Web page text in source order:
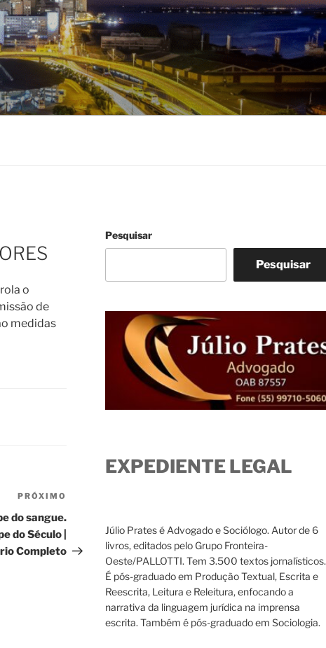
o
de
medidas
PRÓXIMO
do sangue.
do Século |
Completo
Pesquisar
Pesquisar
EXPEDIENTE LEGAL
Júlio Prates é Advogado e Sociólogo. Autor de 6
livros, editados pelo Grupo Fronteira-
Oeste/PALLOTTI. Tem 3.500 textos jornalísticos.
É pós-graduado em Produção Textual, Escrita e
Reescrita, Leitura e Releitura, enfocando a
narrativa da linguagem jurídica na imprensa
escrita. Também é pós-graduado em Sociologia.